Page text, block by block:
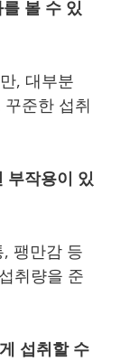
볼 수 있
, 대부분
준한 섭취
부작용이 있
팽만감 등
취량을 준
섭취할 수